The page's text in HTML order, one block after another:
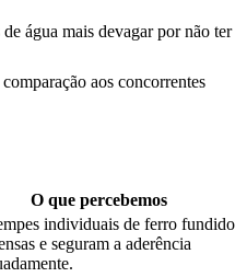
água mais devagar por não ter
aos concorrentes
O que percebemos
individuais de ferro fundido
e seguram a aderência